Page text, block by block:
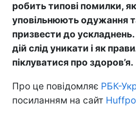
робить типові помилки,
уповільнюють одужання
призвести до
дій слід уникати і як
піклуватися про здоров’я.
Про це повідомляє РБК-
посиланням на сайт